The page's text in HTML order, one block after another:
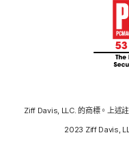
Ziff Davis, LLC. 的商標。上述
2023 Ziff Davis,